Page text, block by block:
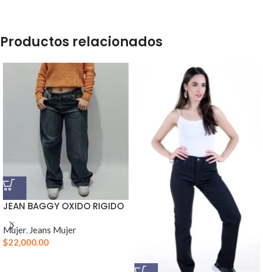
Productos relacionados
JEAN BAGGY OXIDO RIGIDO
Mujer, Jeans Mujer
$22,000.00